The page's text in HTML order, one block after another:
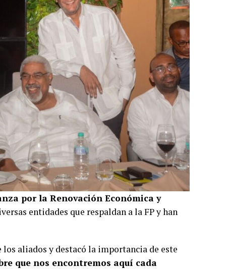
por la Renovación Económica y
entidades que respaldan a la FP y han
aliados y destacó la importancia de este
que nos encontremos aquí cada